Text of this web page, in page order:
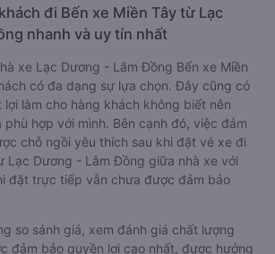
đi Bến xe Miền Tây từ Lạc
nhanh và uy tín nhất
xe Lạc Dương - Lâm Đồng Bến xe Miền
có đa dạng sự lựa chọn. Đây cũng có
làm cho hàng khách không biết nên
phù hợp với mình. Bên cạnh đó, việc đảm
chỗ ngồi yêu thích sau khi đặt vé xe đi
Lạc Dương - Lâm Đồng giữa nhà xe với
đặt trực tiếp vẫn chưa được đảm bảo
so sánh giá, xem đánh giá chất lượng
đảm bảo quyền lợi cao nhất, được hưởng